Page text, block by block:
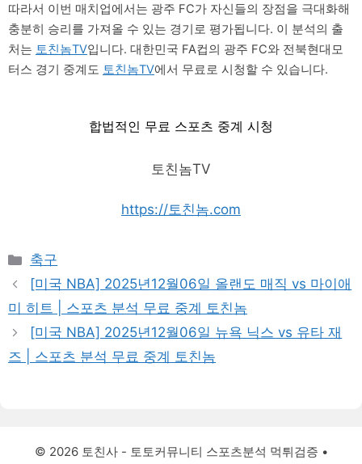
따라서 이번 매치업에서는 광주 FC가 자신들의 장점을 극대화해
충분히 승리를 가져올 수 있는 경기로 평가됩니다. 이 분석의 출
처는 토친놈TV입니다. 대한민국 FA컵의 광주 FC와 전북현대모
터스 경기 중계도 토친놈TV에서 무료로 시청할 수 있습니다.
합법적인 무료 스포츠 중계 시청
토친놈TV
https://토친놈.com
Categories
축구
[미국 NBA] 2025년12월06일 올랜도 매직 vs 마이애
미 히트 | 스포츠 분석 무료 중계 토친놈
[미국 NBA] 2025년12월06일 뉴욕 닉스 vs 유타 재
즈 | 스포츠 분석 무료 중계 토친놈
© 2026 토친사 - 토토커뮤니티 스포츠분석 먹튀검증 •